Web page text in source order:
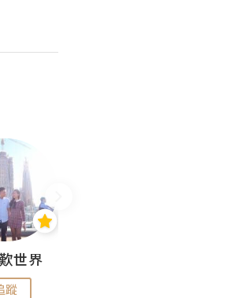
世界
蹤